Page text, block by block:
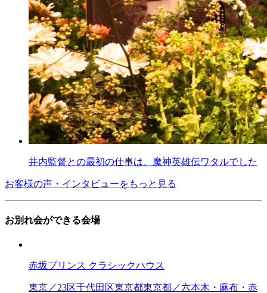
井内監督との最初の仕事は、魔神英雄伝ワタルでした
お客様の声・インタビューをもっと見る
お別れ会ができる会場
赤坂プリンス クラシックハウス
東京／23区千代田区東京都東京都／六本木・麻布・赤